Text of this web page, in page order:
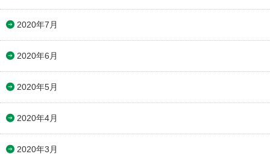
2020年7月
2020年6月
2020年5月
2020年4月
2020年3月